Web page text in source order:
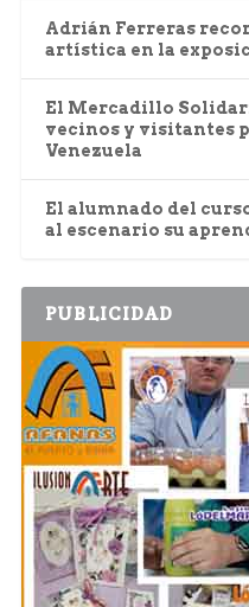
Adrián Ferreras
artística en la
El Mercadillo
vecinos y visitantes
Venezuela
El alumnado del
al escenario su
PUBLICIDAD